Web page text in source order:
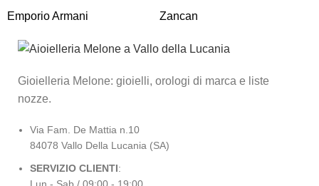
Emporio Armani Zancan
Gioielleria Melone: gioielli, orologi di marca e liste
nozze.
Via Fam. De Mattia n.10
84078 Vallo Della Lucania (SA)
SERVIZIO CLIENTI: